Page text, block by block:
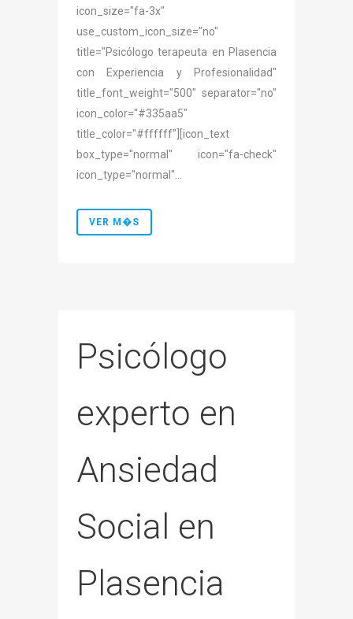
icon_size="fa-3x"
use_custom_icon_size="no"
title="Psicólogo terapeuta en Plasencia
con Experiencia y Profesionalidad"
title_font_weight="500" separator="no"
icon_color="#335aa5"
title_color="#ffffff"][icon_text
box_type="normal" icon="fa-check"
icon_type="normal"...
VER M�S
Psicólogo
experto en
Ansiedad
Social en
Plasencia